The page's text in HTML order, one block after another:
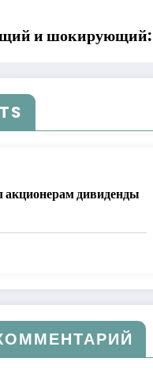
и шокирующий:
акционерам дивиденды